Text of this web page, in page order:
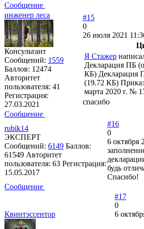
Сообщение
инженер леса
Консультант
Сообщений: 1559
Баллов: 12474
Авторитет
пользователя: 41
Регистрация:
27.03.2021
#15
0
26 июля 2021
Я Стажер
Декларация ПБ
КБ) Декларация
(19.72 КБ)
марта 2020 г. №
спасибо
Сообщение
rubik14
ЭКСПЕРТ
Сообщений: 6149 Баллов:
61549 Авторитет
пользователя: 63 Регистрация:
15.05.2017
#16
0
6 октября
будь
Спасибо!
Сообщение
Квинтэссентор
#17
0
6